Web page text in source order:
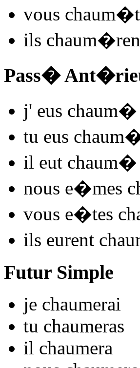
vous chaum
ils chaum
Pass�
j' eus chaum�
tu eus chaum
il eut chaum�
nous e�mes
vous e�tes
ils eurent
Futur Simple
je chaumerai
tu chaumeras
il chaumera